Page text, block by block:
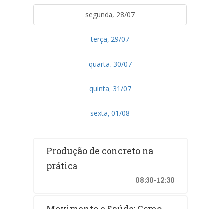
segunda, 28/07
terça, 29/07
quarta, 30/07
quinta, 31/07
sexta, 01/08
Produção de concreto na
prática
08:30-12:30